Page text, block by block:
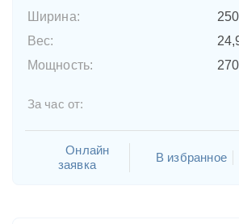
Ширина:
Вес:
Мощность:
За час от:
Онлайн
заявка
В избранное